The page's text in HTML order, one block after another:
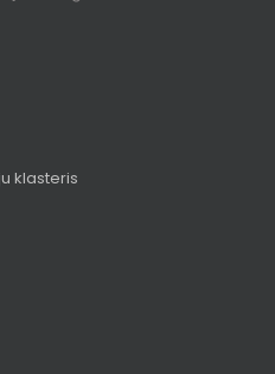
klasteris